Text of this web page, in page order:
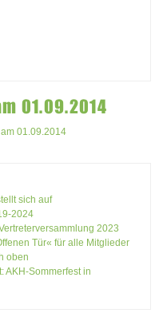
01.09.2014
01.09.2014
sich auf
2024
2023
Tür« für alle Mitglieder
oben
AKH-Sommerfest in